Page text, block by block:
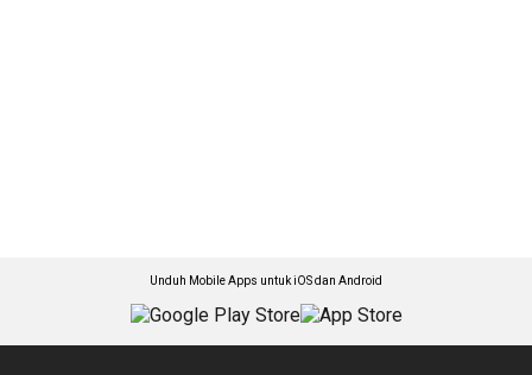
Unduh Mobile Apps untuk iOS dan Android